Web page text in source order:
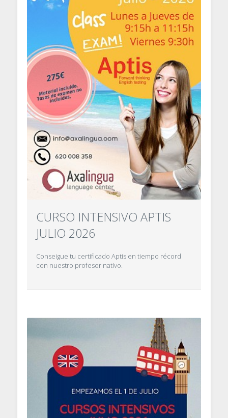
CURSO INTENSIVO APTIS
JULIO 2026
Conseigue tu certificado Aptis en tiempo récord
con nuestro profesor nativo.